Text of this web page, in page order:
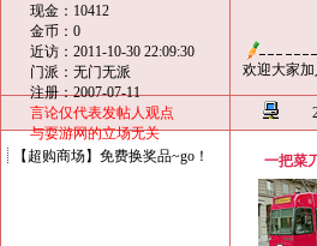
现金：10412
金币：0
近访：2011-10-30 22:09:30
门派：无门无派
注册：2007-07-11
言论仅代表发帖人观点
与耍游网的立场无关
【超购商场】免费换奖品~go！
欢迎大家
一把菜